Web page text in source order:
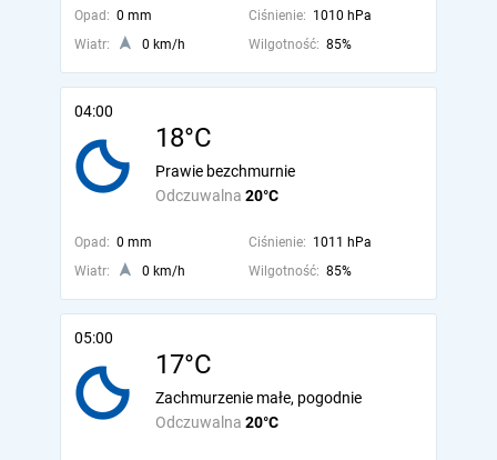
Opad: 0 mm Ciśnienie: 1010 hPa
Wiatr:
0 km/h Wilgotność: 85%
04:00
18°C
Odczuwalna 20°C
Prawie bezchmurnie
Opad: 0 mm Ciśnienie: 1011 hPa
Wiatr:
0 km/h Wilgotność: 85%
05:00
17°C
Odczuwalna 20°C
Zachmurzenie małe, pogodnie